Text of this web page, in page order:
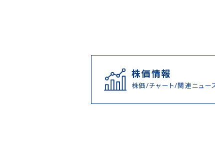
株価情報
株価/チャート/関連ニュー